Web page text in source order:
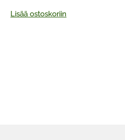
Lisää ostoskoriin